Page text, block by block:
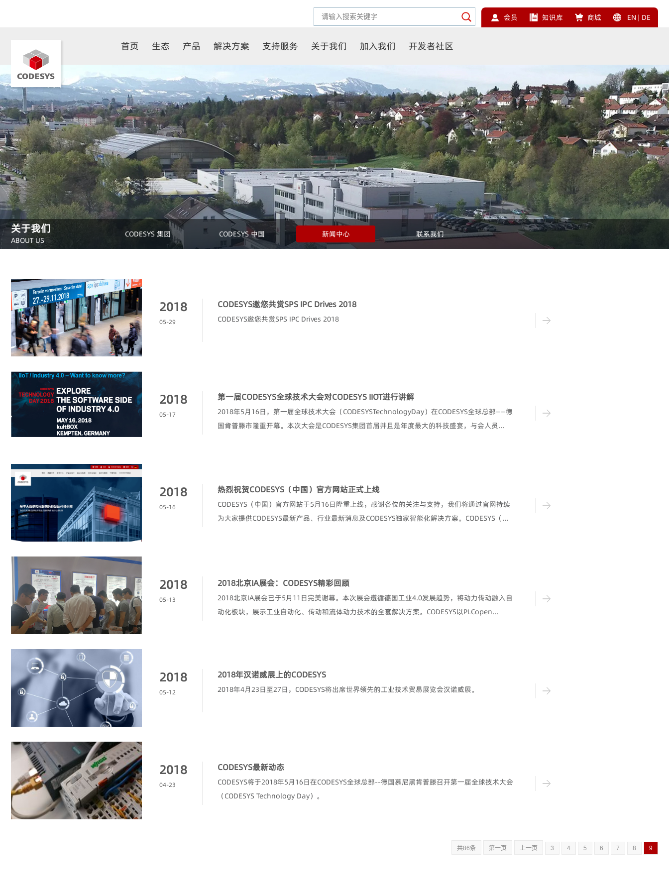
会员 知识库 商城 EN | DE
首页 生态 产品 解决方案 支持服务 关于我们 加入我们 开发者社区
关于我们
ABOUT US
CODESYS 集团 CODESYS 中国 新闻中心 联系我们
2018
05-29
CODESYS邀您共赏SPS IPC Drives 2018
CODESYS邀您共赏SPS IPC Drives 2018
2018
05-17
第一届CODESYS全球技术大会对CODESYS IIOT进行讲解
2018年5月16日，第一届全球技术大会（CODESYSTechnologyDay）在CODESYS全球总部——德
国肯普滕市隆重开幕。本次大会是CODESYS集团首届并且是年度最大的科技盛宴，与会人员...
2018
05-16
热烈祝贺CODESYS（中国）官方网站正式上线
CODESYS（中国）官方网站于5月16日隆重上线，感谢各位的关注与支持，我们将通过官网持续
为大家提供CODESYS最新产品、行业最新消息及CODESYS独家智能化解决方案。CODESYS（...
2018
05-13
2018北京IA展会：CODESYS精彩回顾
2018北京IA展会已于5月11日完美谢幕。本次展会遵循德国工业4.0发展趋势，将动力传动融入自
动化板块，展示工业自动化、传动和流体动力技术的全套解决方案。CODESYS以PLCopen...
2018
05-12
2018年汉诺威展上的CODESYS
2018年4月23日至27日，CODESYS将出席世界领先的工业技术贸易展览会汉诺威展。
2018
04-23
CODESYS最新动态
CODESYS将于2018年5月16日在CODESYS全球总部--德国慕尼黑肯普滕召开第一届全球技术大会
（CODESYS Technology Day）。
共86条 第一页 上一页 3 4 5 6 7 8 9